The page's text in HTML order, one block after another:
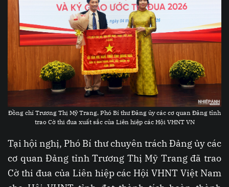
Đồng chí Trương Thị Mỹ Trang, Phó Bí thư Đảng ủy các cơ quan Đảng tỉnh
trao Cờ thi đua xuất sắc của Liên hiệp các Hội VHNT VN
Tại hội nghị, Phó Bí thư chuyên trách Đảng ủy các
cơ quan Đảng tỉnh Trương Thị Mỹ Trang đã trao
Cờ thi đua của Liên hiệp các Hội VHNT Việt Nam